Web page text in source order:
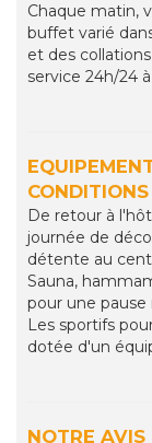
Chaque matin,
buffet varié
et des
service 24h/24
De retour à
journée de
détente au
Sauna,
pour une pause
Les sportifs
dotée d'un
NOTRE AVIS